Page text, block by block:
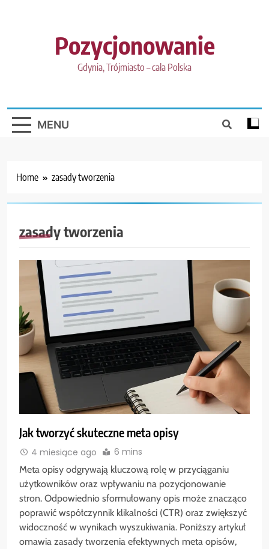
Pozycjonowanie
Gdynia, Trójmiasto – cała Polska
MENU
Home zasady tworzenia
zasady tworzenia
Jak tworzyć skuteczne meta opisy
4 miesiące ago 6 mins
Meta opisy odgrywają kluczową rolę w przyciąganiu
użytkowników oraz wpływaniu na pozycjonowanie
stron. Odpowiednio sformułowany opis może znacząco
poprawić współczynnik klikalności (CTR) oraz zwiększyć
widoczność w wynikach wyszukiwania. Poniższy artykuł
omawia zasady tworzenia efektywnych meta opisów,